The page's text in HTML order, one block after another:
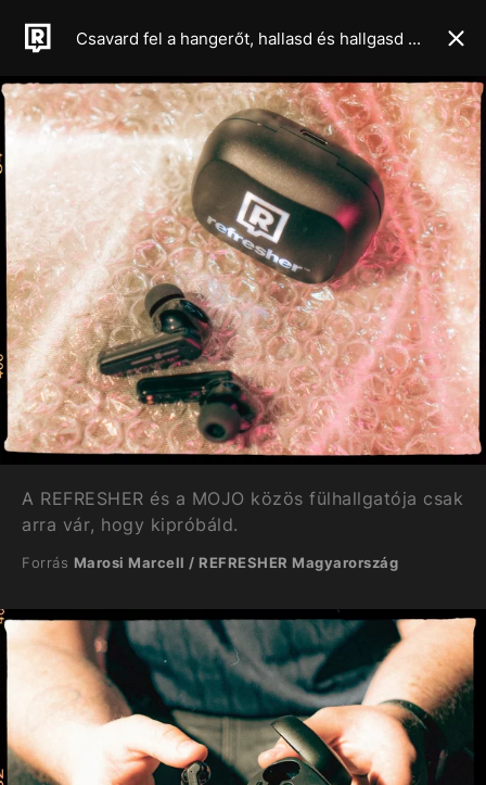
Csavard fel a hangerőt, hallasd és hallgasd a generációd hangját a REFRESHER X MOJO fülesein!
A REFRESHER és a MOJO közös fülhallgatója csak
arra vár, hogy kipróbáld.
Forrás Marosi Marcell / REFRESHER Magyarország